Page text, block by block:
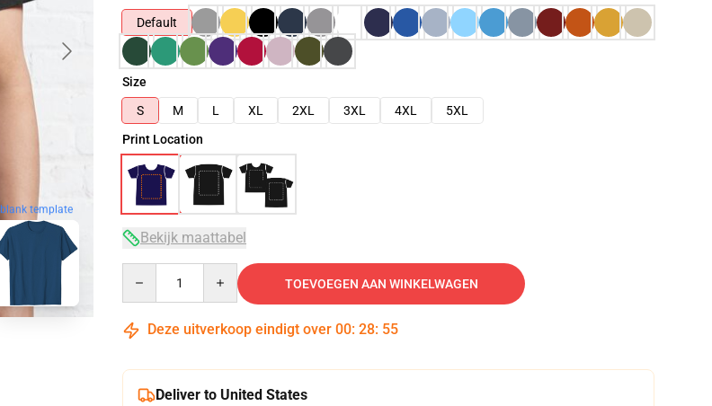
blank template
Default
Size
S
M L XL 2XL 3XL 4XL
5XL
Print Location
Bekijk maattabel
TOEVOEGEN AAN WINKELWAGEN
Deze uitverkoop eindigt over 00: 28: 54
Deliver to United States